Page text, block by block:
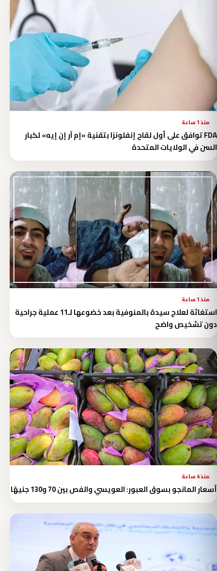
منذ 1 ساعة
FDA توافق على أول لقاح إنفلونزا بتقنية «إم آر إن إيه» لكبار
السن في الولايات المتحدة
منذ 1 ساعة
استغاثة لعلاج سيدة بالمنوفية بعد خضوعها لـ11 عملية جراحية
دون تشخيص واضح
منذ 4 ساعة
أسعار المانجو بسوق العبور: العويسي والفص بين 70 و130 جنيهًا